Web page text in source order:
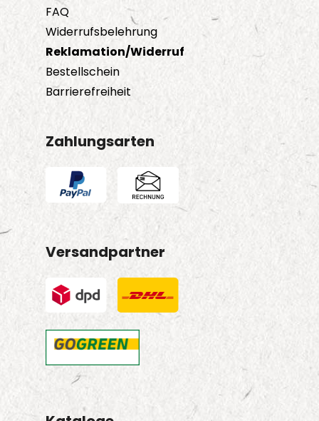
FAQ
Widerrufsbelehrung
Reklamation/Widerruf
Bestellschein
Barrierefreiheit
Zahlungsarten
Versandpartner